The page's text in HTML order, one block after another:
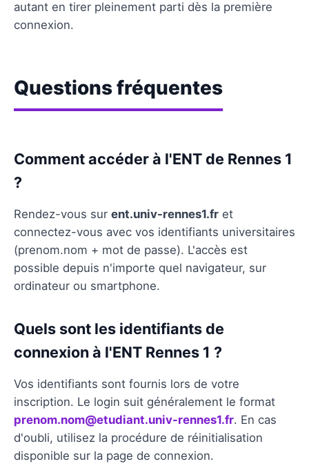
autant en tirer pleinement parti dès la première
connexion.
Questions fréquentes
Comment accéder à l'ENT de Rennes 1
?
Rendez-vous sur ent.univ-rennes1.fr et
connectez-vous avec vos identifiants universitaires
(prenom.nom + mot de passe). L'accès est
possible depuis n'importe quel navigateur, sur
ordinateur ou smartphone.
Quels sont les identifiants de
connexion à l'ENT Rennes 1 ?
Vos identifiants sont fournis lors de votre
inscription. Le login suit généralement le format
prenom.nom@etudiant.univ-rennes1.fr. En cas
d'oubli, utilisez la procédure de réinitialisation
disponible sur la page de connexion.